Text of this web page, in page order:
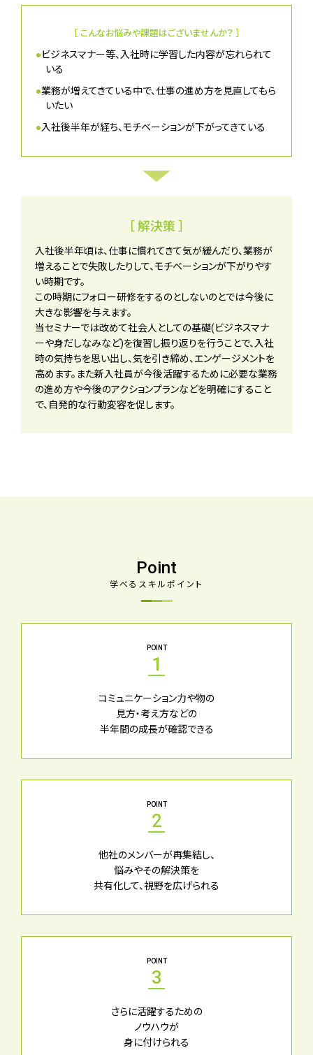
［ こんなお悩みや課題はございませんか？ ］
●ビジネスマナー等、入社時に学習した内容が忘れられて
いる
●業務が増えてきている中で、仕事の進め方を見直してもら
いたい
●入社後半年が経ち、モチベーションが下がってきている
［ 解決策 ］
入社後半年頃は、仕事に慣れてきて気が緩んだり、業務が
増えることで失敗したりして、モチベーションが下がりやす
い時期です。
この時期にフォロー研修をするのとしないのとでは今後に
大きな影響を与えます。
当セミナーでは改めて社会人としての基礎(ビジネスマナ
ーや身だしなみなど)を復習し振り返りを行うことで、入社
時の気持ちを思い出し、気を引き締め、エンゲージメントを
高めます。また新入社員が今後活躍するために必要な業務
の進め方や今後のアクションプランなどを明確にすること
で、自発的な行動変容を促します。
Point
学べるスキルポイント
POINT
1
コミュニケーション力や物の
見方・考え方などの
半年間の成長が確認できる
POINT
2
他社のメンバーが再集結し、
悩みやその解決策を
共有化して、視野を広げられる
POINT
3
さらに活躍するための
ノウハウが
身に付けられる